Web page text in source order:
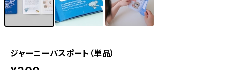
ジャーニーパスポート（単品）